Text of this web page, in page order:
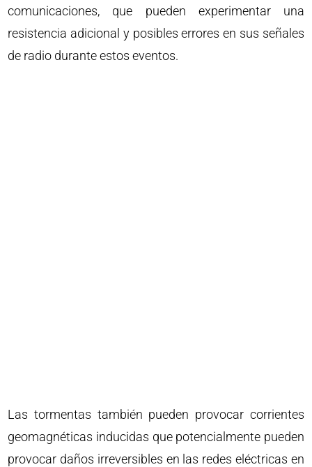
comunicaciones, que pueden experimentar una
resistencia adicional y posibles errores en sus señales
de radio durante estos eventos.
Las tormentas también pueden provocar corrientes
geomagnéticas inducidas que potencialmente pueden
provocar daños irreversibles en las redes eléctricas en